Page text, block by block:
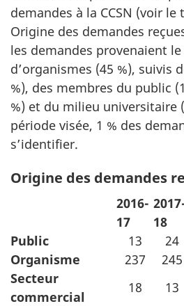
demandes à la CCSN (voir
Origine des demandes
les demandes provenaient
d’organismes (45 %), suivis
%), des membres du public
%) et du milieu universitaire
période visée, 1 % des
s’identifier.
Origine des demandes
2016-
17
18
Public
13 24
Organisme
237 245
Secteur
commercial
18 13